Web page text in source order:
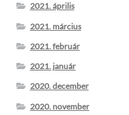
2021. április
2021. március
2021. február
2021. január
2020. december
2020. november